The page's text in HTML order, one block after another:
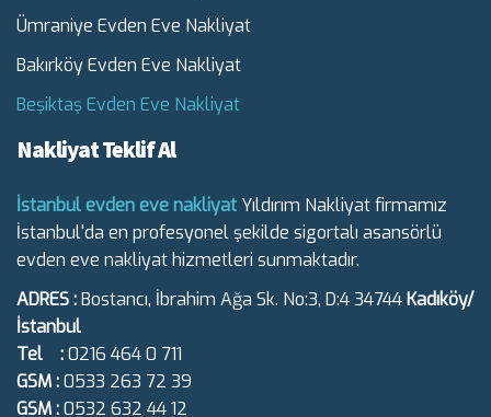
Ümraniye Evden Eve Nakliyat
Bakırköy Evden Eve Nakliyat
Beşiktaş Evden Eve Nakliyat
Nakliyat Teklif Al
İstanbul evden eve nakliyat Yıldırım Nakliyat firmamız
İstanbul'da en profesyonel şekilde sigortalı asansörlü
evden eve nakliyat hizmetleri sunmaktadır.
ADRES :Bostancı, İbrahim Ağa Sk. No:3, D:4 34744Kadıköy/
İstanbul
Tel :0216 464 0 711
GSM :0533 263 72 39
GSM :0532 632 44 12